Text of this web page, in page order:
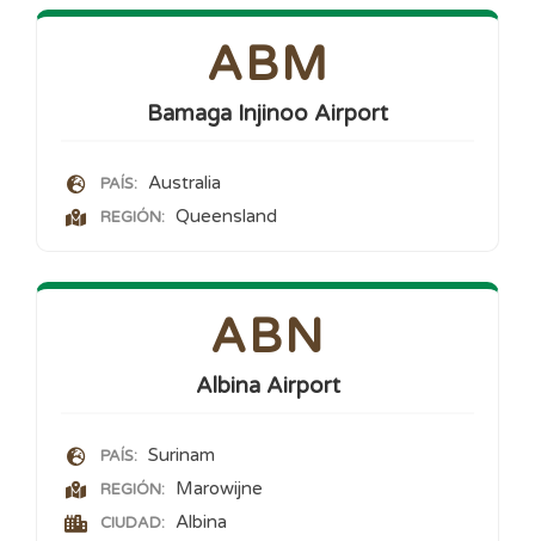
ABM
Bamaga Injinoo Airport
PAÍS: Australia
REGIÓN: Queensland
ABN
Albina Airport
PAÍS: Surinam
REGIÓN: Marowijne
CIUDAD: Albina